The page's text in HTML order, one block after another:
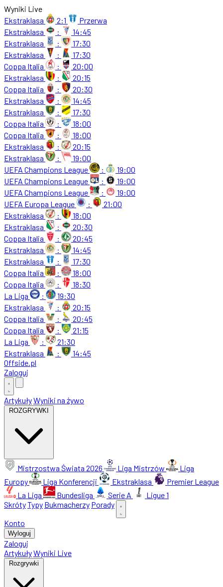
Wyniki Live
Ekstraklasa
2:1
Przerwa
Ekstraklasa
:
14:45
Ekstraklasa
:
17:30
Ekstraklasa
:
17:30
Coppa Italia
:
20:00
Ekstraklasa
:
20:15
Coppa Italia
:
20:30
Ekstraklasa
:
14:45
Ekstraklasa
:
17:30
Coppa Italia
:
18:00
Coppa Italia
:
18:00
Ekstraklasa
:
20:15
Ekstraklasa
:
19:00
UEFA Champions League
:
19:00
UEFA Champions League
:
19:00
UEFA Champions League
:
19:00
UEFA Europa League
:
21:00
Ekstraklasa
:
18:00
Ekstraklasa
:
20:30
Coppa Italia
:
20:45
Ekstraklasa
:
14:45
Ekstraklasa
:
17:30
Coppa Italia
:
18:00
Coppa Italia
:
18:30
La Liga
:
19:30
Ekstraklasa
:
20:15
Coppa Italia
:
20:45
Coppa Italia
:
21:15
La Liga
:
21:30
Ekstraklasa
:
14:45
Offside.pl
Zaloguj
ArtykułyWyniki na żywo
ROZGRYWKI
Mistrzostwa Świata 2026 Liga Mistrzów
Liga
Europy
Liga Konferencji Ekstraklasa
Premier League
La Liga
Bundesliga Serie A
Ligue 1
SkrótyTypy Bukmacherzy Porady
Konto
Wyloguj
Zaloguj
ArtykułyWyniki Live
Rozgrywki